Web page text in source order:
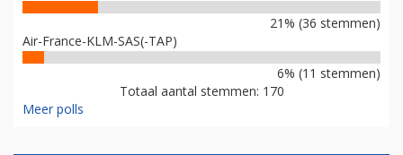
21% (36 stemmen)
Air-France-KLM-SAS(-TAP)
6% (11 stemmen)
Totaal aantal stemmen: 170
Meer polls